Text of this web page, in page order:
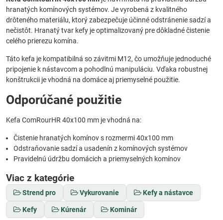
hranatých komínových systémov. Je vyrobená z kvalitného
drôteného materiálu, ktorý zabezpečuje účinné odstránenie sadzí a
nečistôt. Hranatý tvar kefy je optimalizovaný pre dôkladné čistenie
celého prierezu komína.
Táto kefa je kompatibilná so závitmi M12, čo umožňuje jednoduché
pripojenie k nástavcom a pohodlnú manipuláciu. Vďaka robustnej
konštrukcii je vhodná na domáce aj priemyselné použitie.
Odporúčané použitie
Kefa ComRourHR 40x100 mm je vhodná na:
Čistenie hranatých komínov s rozmermi 40x100 mm
Odstraňovanie sadzí a usadenín z komínových systémov
Pravidelnú údržbu domácich a priemyselných komínov
Viac z kategórie
Strend pro Vykurovanie Kefy a nástavce
Kefy Kúrenár Kominár